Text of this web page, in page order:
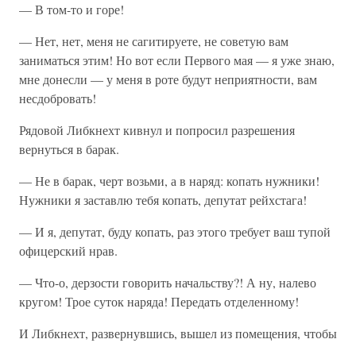
— В том-то и горе!
— Нет, нет, меня не сагитируете, не советую вам
заниматься этим! Но вот если Первого мая — я уже знаю,
мне донесли — у меня в роте будут неприятности, вам
несдобровать!
Рядовой Либкнехт кивнул и попросил разрешения
вернуться в барак.
— Не в барак, черт возьми, а в наряд: копать нужники!
Нужники я заставлю тебя копать, депутат рейхстага!
— И я, депутат, буду копать, раз этого требует ваш тупой
офицерский нрав.
— Что-о, дерзости говорить начальству?! А ну, налево
кругом! Трое суток наряда! Передать отделенному!
И Либкнехт, развернувшись, вышел из помещения, чтобы